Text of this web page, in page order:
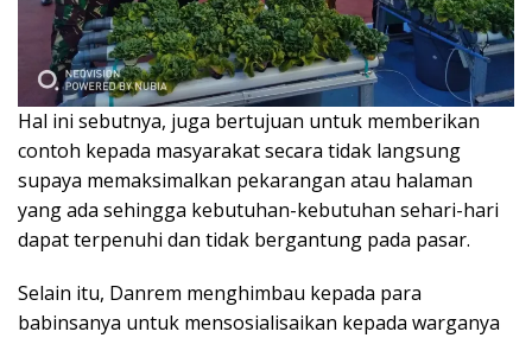
Hal ini sebutnya, juga bertujuan untuk memberikan
contoh kepada masyarakat secara tidak langsung
supaya memaksimalkan pekarangan atau halaman
yang ada sehingga kebutuhan-kebutuhan sehari-hari
dapat terpenuhi dan tidak bergantung pada pasar.
Selain itu, Danrem menghimbau kepada para
babinsanya untuk mensosialisaikan kepada warganya